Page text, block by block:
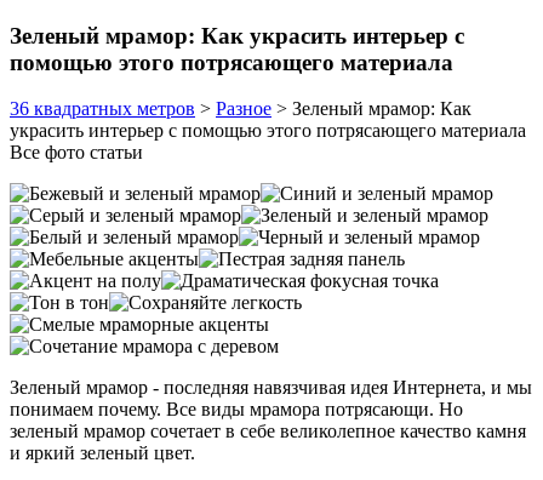
Зеленый мрамор: Как украсить интерьер с
помощью этого потрясающего материала
36 квадратных метров > Разное > Зеленый мрамор: Как
украсить интерьер с помощью этого потрясающего материала
Все фото статьи
Зеленый мрамор - последняя навязчивая идея Интернета, и мы
понимаем почему. Все виды мрамора потрясающи. Но
зеленый мрамор сочетает в себе великолепное качество камня
и яркий зеленый цвет.